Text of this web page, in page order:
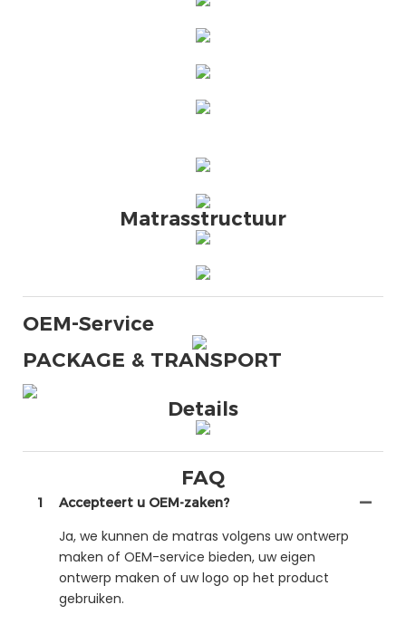
Matrasstructuur
OEM-Service
PACKAGE & TRANSPORT
Details
FAQ
1 Accepteert u OEM-zaken?
Ja, we kunnen de matras volgens uw ontwerp
maken of OEM-service bieden, uw eigen
ontwerp maken of uw logo op het product
gebruiken.